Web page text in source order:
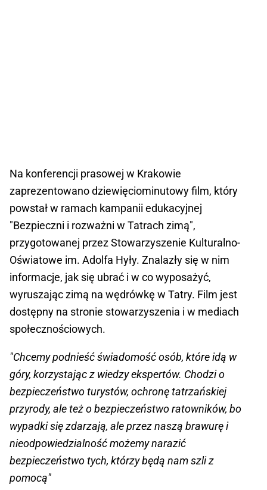
Na konferencji prasowej w Krakowie
zaprezentowano dziewięciominutowy film, który
powstał w ramach kampanii edukacyjnej
"Bezpieczni i rozważni w Tatrach zimą",
przygotowanej przez Stowarzyszenie Kulturalno-
Oświatowe im. Adolfa Hyły. Znalazły się w nim
informacje, jak się ubrać i w co wyposażyć,
wyruszając zimą na wędrówkę w Tatry. Film jest
dostępny na stronie stowarzyszenia i w mediach
społecznościowych.
"Chcemy podnieść świadomość osób, które idą w
góry, korzystając z wiedzy ekspertów. Chodzi o
bezpieczeństwo turystów, ochronę tatrzańskiej
przyrody, ale też o bezpieczeństwo ratowników, bo
wypadki się zdarzają, ale przez naszą brawurę i
nieodpowiedzialność możemy narazić
bezpieczeństwo tych, którzy będą nam szli z
pomocą"